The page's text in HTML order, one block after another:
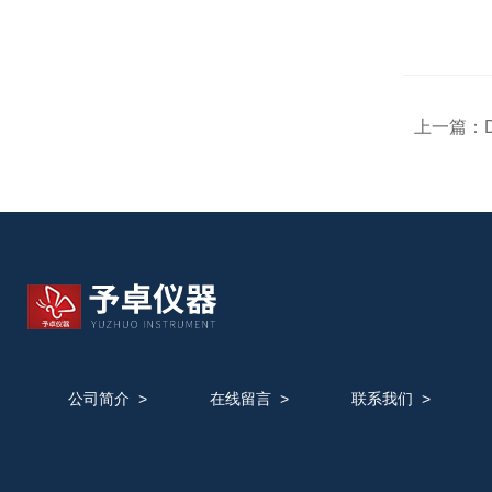
上一篇：
公司简介 > 在线留言> 联系我们 >